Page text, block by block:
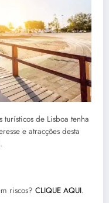
turísticos de Lisboa tenha
e atracções desta
riscos? CLIQUE AQUI.